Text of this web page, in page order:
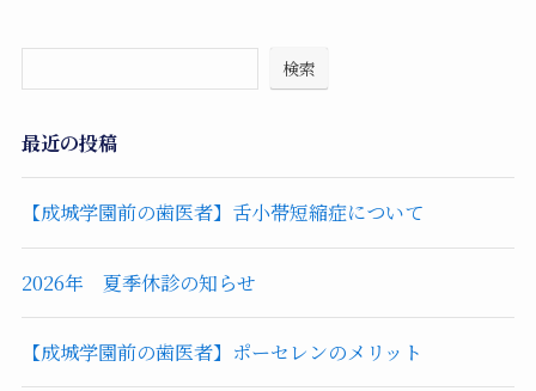
検索
最近の投稿
【成城学園前の歯医者】舌小帯短縮症について
2026年 夏季休診の知らせ
【成城学園前の歯医者】ポーセレンのメリット